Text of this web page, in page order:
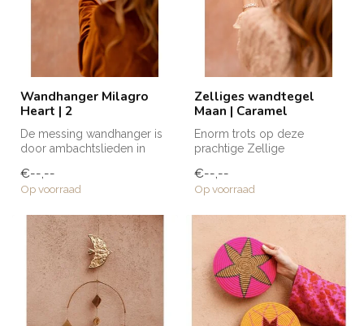
Wandhanger Milagro
Heart | 2
De messing wandhanger is
door ambachtslieden in
vervaardigd....
€--,--
Op voorraad
Zelliges wandtegel
Maan | Caramel
Enorm trots op deze
prachtige Zellige
eigen ontwerp zij...
€--,--
Op voorraad